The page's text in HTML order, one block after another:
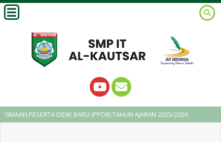
DIDIK BARU (PPDB) TAHUN AJARAN 2025/2026